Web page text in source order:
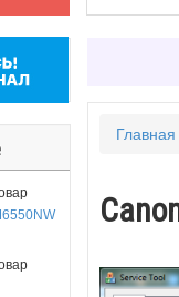
Главная